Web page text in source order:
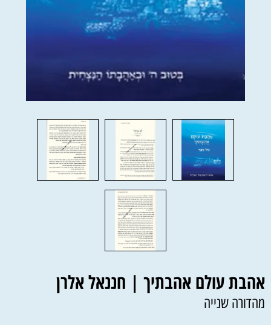
אהבת עולם אהבתיך | חננאל אלרן
מהדורה שנייה